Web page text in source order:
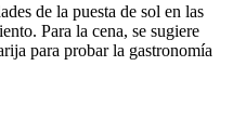
de la puesta de sol en las
Para la cena, se sugiere
para probar la gastronomía